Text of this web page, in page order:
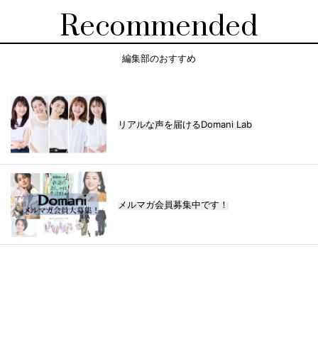
Recommended
編集部のおすすめ
リアルな声を届けるDomani Lab
メルマガ会員募集中です！